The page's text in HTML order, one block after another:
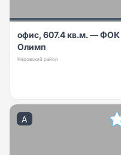
офис, 607.4 кв.м. — ФОК
Олимп
Кировский район
A